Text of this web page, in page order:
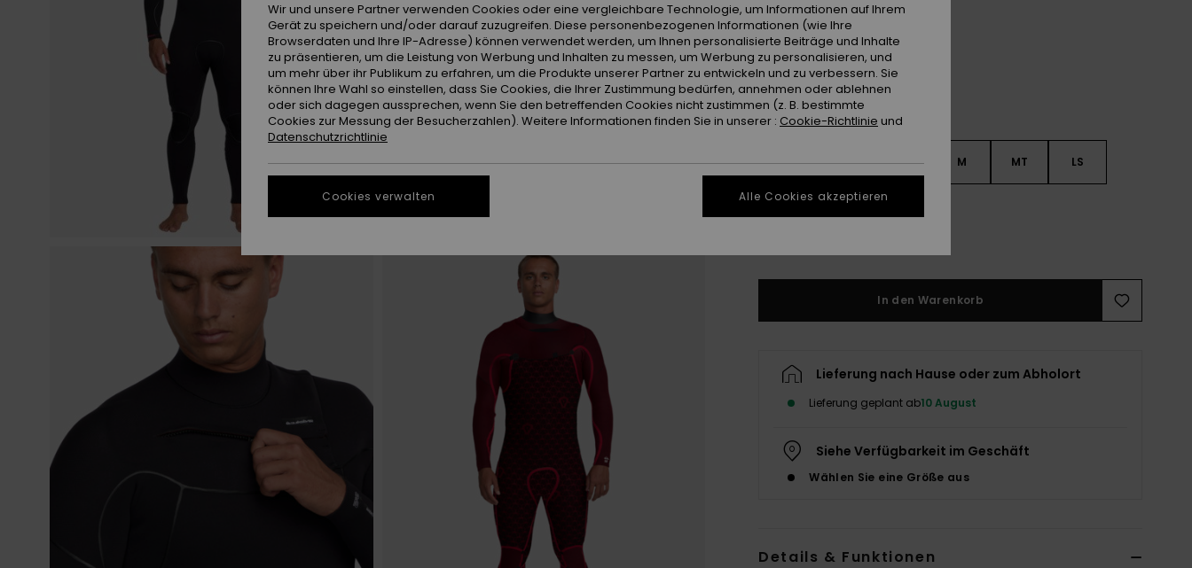
FarbeBlack
XS S MS M MT LS
XL
In den Warenkorb
Lieferung nach Hause oder zum Abholort
Lieferung geplant ab10 August
Siehe Verfügbarkeit im Geschäft
Wählen Sie eine Größe aus
Details & Funktionen
Wir und unsere Partner verwenden Cookies oder eine vergleichbare Technologie, um Informationen auf Ihrem
Gerät zu speichern und/oder darauf zuzugreifen. Diese personenbezogenen Informationen (wie Ihre
Browserdaten und Ihre IP-Adresse) können verwendet werden, um Ihnen personalisierte Beiträge und Inhalte
zu präsentieren, um die Leistung von Werbung und Inhalten zu messen, um Werbung zu personalisieren, und
um mehr über ihr Publikum zu erfahren, um die Produkte unserer Partner zu entwickeln und zu verbessern. Sie
können Ihre Wahl so einstellen, dass Sie Cookies, die Ihrer Zustimmung bedürfen, annehmen oder ablehnen
oder sich dagegen aussprechen, wenn Sie den betreffenden Cookies nicht zustimmen (z. B. bestimmte
Cookies zur Messung der Besucherzahlen). Weitere Informationen finden Sie in unserer : Cookie-Richtlinie und
Datenschutzrichtlinie
Cookies verwalten Alle Cookies akzeptieren